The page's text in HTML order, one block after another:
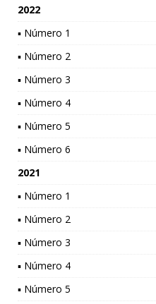
2022
▪ Número 1
▪ Número 2
▪ Número 3
▪ Número 4
▪ Número 5
▪ Número 6
2021
▪ Número 1
▪ Número 2
▪ Número 3
▪ Número 4
▪ Número 5